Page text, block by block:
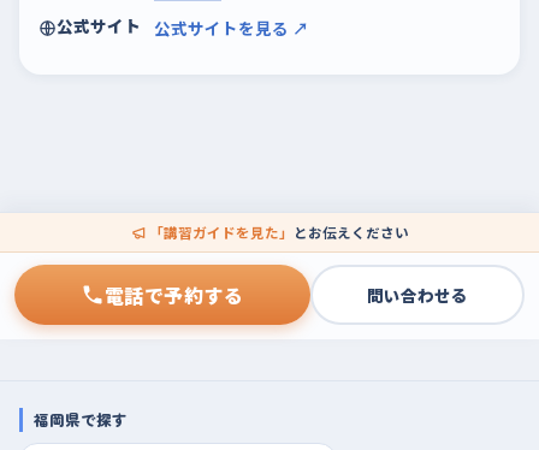
公式サイト
公式サイトを見る ↗
「講習ガイドを見た」 とお伝えください
電話で予約する 問い合わせる
福岡県で探す